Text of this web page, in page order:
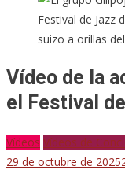
Vídeo de la
el Festival
Vídeos Vídeos de
29 de octubre de 2025